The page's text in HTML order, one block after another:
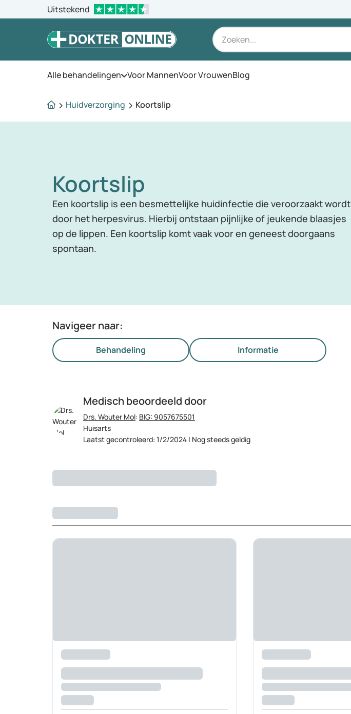
Uitstekend
Alle behandelingen Open het menu
Voor MannenVoor VrouwenBlog
Huidverzorging Koortslip
Koortslip
Een koortslip is een besmettelijke huidinfectie die veroorzaakt wordt
door het herpesvirus. Hierbij ontstaan pijnlijke of jeukende blaasjes
op de lippen. Een koortslip komt vaak voor en geneest doorgaans
spontaan.
Navigeer naar:
Behandeling Informatie
Medisch beoordeeld door
Drs. Wouter Mol: BIG: 9057675501
Huisarts
Laatst gecontroleerd: 1/2/2024 | Nog steeds geldig